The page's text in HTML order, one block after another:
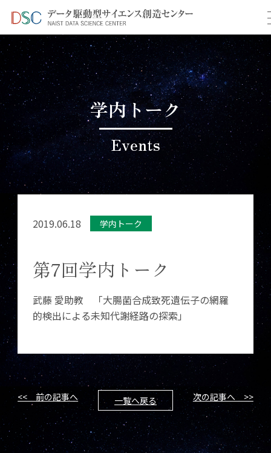
TOP ＞ イベント情報 ＞ 第7回学内トーク
学内トーク
Events
2019.06.18 学内トーク
第7回学内トーク
武藤 愛助教 「大腸菌合成致死遺伝子の網羅
的検出による未知代謝経路の探索」
<< 前の記事へ 一覧へ戻る 次の記事へ >>